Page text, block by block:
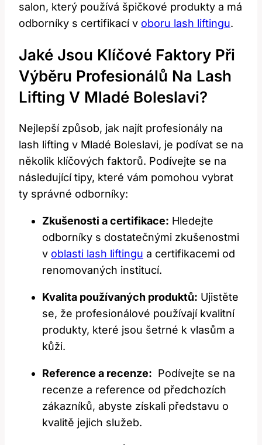
salon, který používá špičkové produkty a má
odborníky s certifikací v oboru lash liftingu.
Jaké Jsou Klíčové Faktory Při
Výběru Profesionálů Na Lash ​
Lifting V Mladé Boleslavi?
Nejlepší způsob, jak ‍najít⁢ profesionály na
lash lifting v Mladé Boleslavi, je ⁣podívat se ‍na
několik‍ klíčových faktorů. Podívejte se na
následující tipy, které vám ⁣pomohou vybrat
ty správné odborníky:
Zkušenosti a certifikace: Hledejte
odborníky s dostatečnými zkušenostmi
v ‌ oblasti lash liftingu a ‌certifikacemi od
renomovaných institucí.
Kvalita používaných produktů: Ujistěte​
se,‌ že profesionálové používají kvalitní
produkty, ⁤které jsou šetrné k vlasům ‍a
kůži.
Reference a recenze: ‌ Podívejte se ⁣na
recenze a reference ⁢od​ předchozích
zákazníků,⁤ abyste získali představu‍ o
kvalitě jejich služeb.